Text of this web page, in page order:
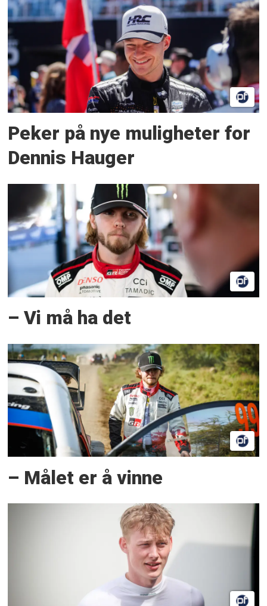
Peker på nye muligheter for
Dennis Hauger
– Vi må ha det
– Målet er å vinne